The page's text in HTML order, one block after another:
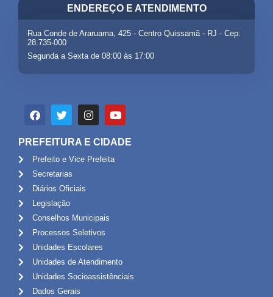
ENDEREÇO E ATENDIMENTO
Rua Conde de Araruama, 425 - Centro Quissamã - RJ - Cep:
28.735-000
Segunda a Sexta de 08:00 às 17:00
PREFEITURA E CIDADE
Prefeito e Vice Prefeita
Secretarias
Diários Oficiais
Legislação
Conselhos Municipais
Processos Seletivos
Unidades Escolares
Unidades de Atendimento
Unidades Socioassistênciais
Dados Gerais